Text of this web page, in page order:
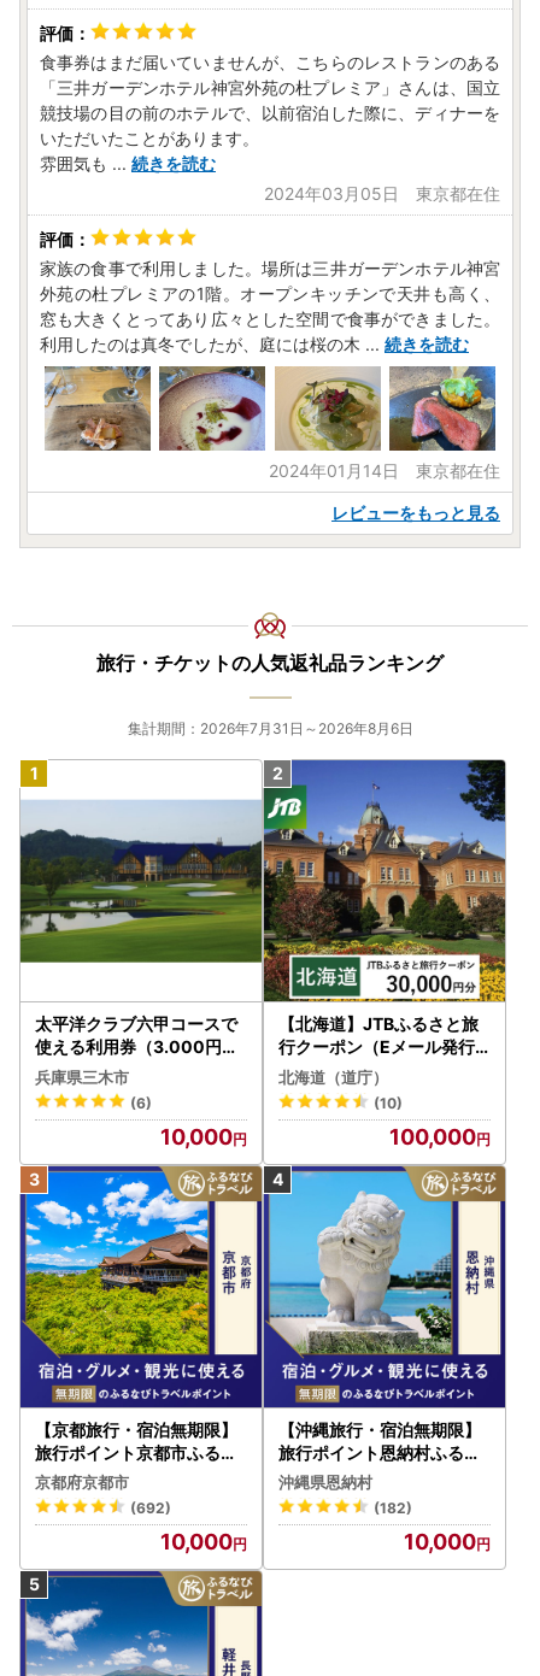
食事券はまだ届いていませんが、こちらのレストランのある
「三井ガーデンホテル神宮外苑の杜プレミア」さんは、国立
競技場の目の前のホテルで、以前宿泊した際に、ディナーを
いただいたことがあります。
雰囲気も ... 続きを読む
2024年03月05日 東京都在住
家族の食事で利用しました。場所は三井ガーデンホテル神宮
外苑の杜プレミアの1階。オープンキッチンで天井も高く、
窓も大きくとってあり広々とした空間で食事ができました。
利用したのは真冬でしたが、庭には桜の木 ... 続きを読む
2024年01月14日 東京都在住
レビューをもっと見る
旅行・チケットの人気返礼品ランキング
集計期間：2026年7月31日～2026年8月6日
太平洋クラブ六甲コースで
使える利用券（3.000円分
）
兵庫県三木市
(6)
10,000
【北海道】JTBふるさと旅
行クーポン（Eメール発行
）30,000円分 旅行 トラベ
ル 宿泊 人気 おすすめ JTB
W030T
北海道（道庁）
(10)
100,000
【京都旅行・宿泊無期限】
旅行ポイント京都市ふるな
びトラベルポイント
京都府京都市
(692)
10,000
【沖縄旅行・宿泊無期限】
旅行ポイント恩納村ふるな
びトラベルポイント
沖縄県恩納村
(182)
10,000